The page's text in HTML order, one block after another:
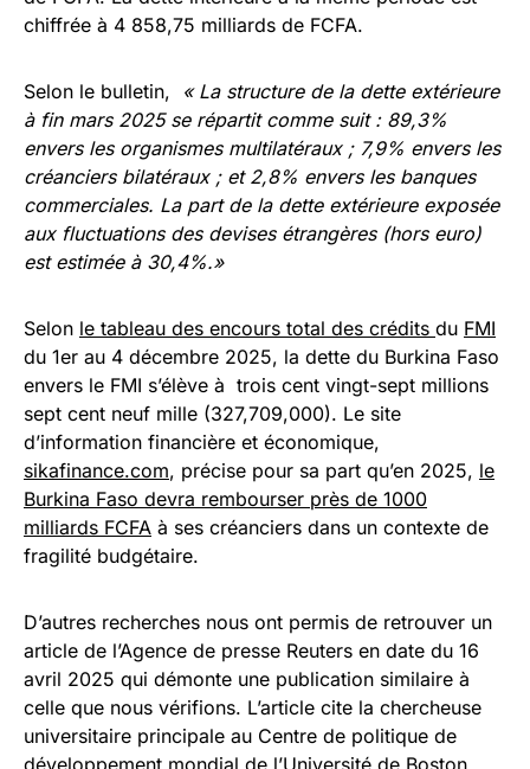
chiffrée à 4 858,75 milliards de FCFA.
Selon le bulletin,
« La structure de la dette extérieure
à fin mars 2025 se répartit comme suit : 89,3%
envers les organismes multilatéraux ; 7,9% envers les
créanciers bilatéraux ; et 2,8% envers les banques
commerciales. La part de la dette extérieure exposée
aux fluctuations des devises étrangères (hors euro)
est estimée à 30,4%.»
Selon le tableau des encours total des crédits du FMI
du 1er au 4 décembre 2025, la dette du Burkina Faso
envers le FMI s’élève à trois cent vingt-sept millions
sept cent neuf mille (327,709,000). Le site
d’information financière et économique,
sikafinance.com, précise pour sa part qu’en 2025, le
Burkina Faso devra rembourser près de 1000
milliards FCFA à ses créanciers dans un contexte de
fragilité budgétaire.
D’autres recherches nous ont permis de retrouver un
article de l’Agence de presse Reuters en date du 16
avril 2025 qui démonte une publication similaire à
celle que nous vérifions. L’article cite la chercheuse
universitaire principale au Centre de politique de
développement mondial de l’Université de Boston